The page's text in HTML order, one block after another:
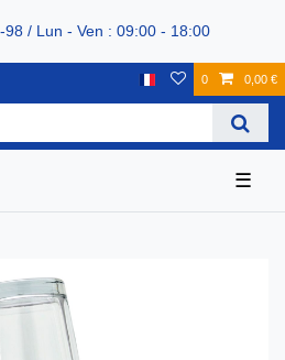
/ Lun - Ven : 09:00 - 18:00
0 0,00 €
☰